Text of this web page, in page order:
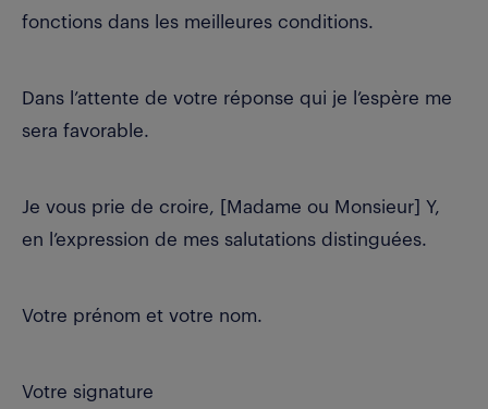
fonctions dans les meilleures conditions.
Dans l’attente de votre réponse qui je l’espère me
sera favorable.
Je vous prie de croire, [Madame ou Monsieur] Y,
en l’expression de mes salutations distinguées.
Votre prénom et votre nom.
Votre signature